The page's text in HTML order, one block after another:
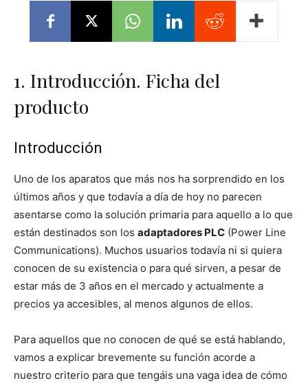
1. Introducción. Ficha del
producto
Introducción
Uno de los aparatos que más nos ha sorprendido en los
últimos años y que todavía a día de hoy no parecen
asentarse como la solución primaria para aquello a lo que
están destinados son los adaptadores PLC (Power Line
Communications). Muchos usuarios todavía ni si quiera
conocen de su existencia o para qué sirven, a pesar de
estar más de 3 años en el mercado y actualmente a
precios ya accesibles, al menos algunos de ellos.
Para aquellos que no conocen de qué se está hablando,
vamos a explicar brevemente su función acorde a
nuestro criterio para que tengáis una vaga idea de cómo